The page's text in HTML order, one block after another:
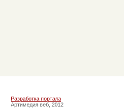
Разработка портала
Артимедия веб, 2012